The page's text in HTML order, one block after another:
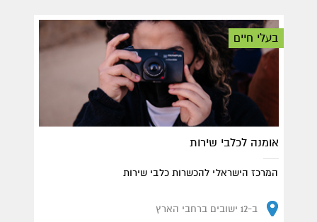
בעלי חיים
אומנה לכלבי שירות
המרכז הישראלי להכשרות כלבי שירות
ב-12 ישובים ברחבי הארץ